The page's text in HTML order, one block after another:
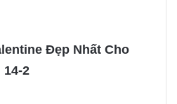
Đẹp Nhất Cho
14-2